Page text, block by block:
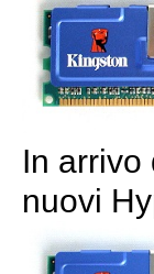
In arrivo
nuovi